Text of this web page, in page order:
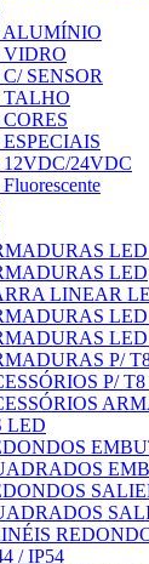
ALUMÍNIO
VIDRO
SENSOR
TALHO
12VDC/24VDC
LED
LINEAR
LED
P/
P/
LED
/ IP54